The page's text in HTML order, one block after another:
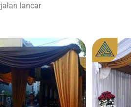
lancar